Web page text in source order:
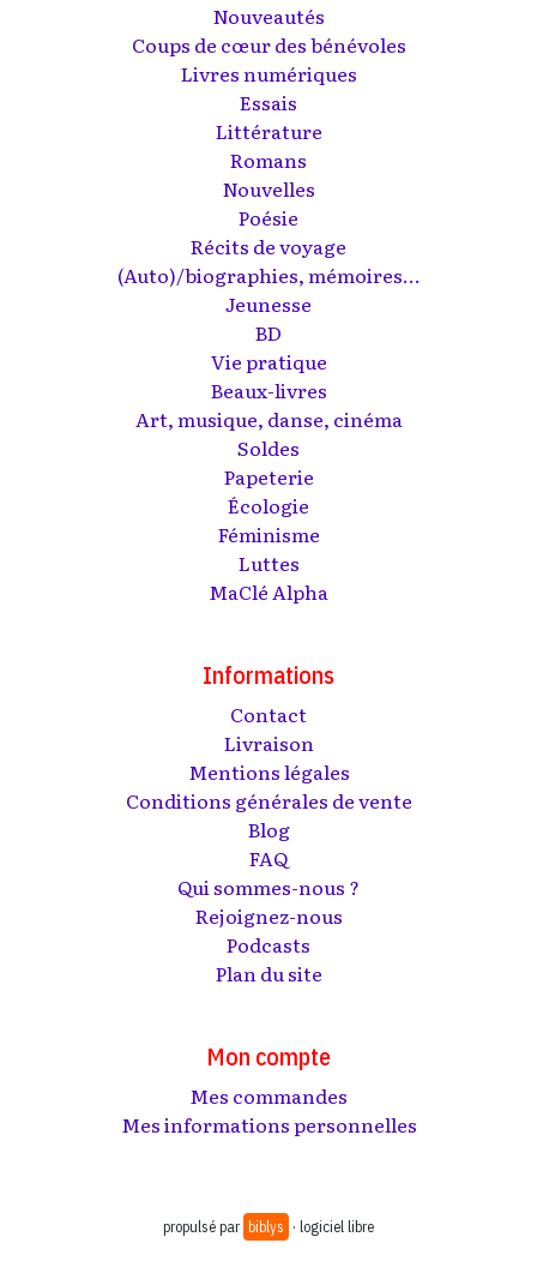
Nouveautés
Coups de cœur des bénévoles
Livres numériques
Essais
Littérature
Romans
Nouvelles
Poésie
Récits de voyage
(Auto)/biographies, mémoires...
Jeunesse
BD
Vie pratique
Beaux-livres
Art, musique, danse, cinéma
Soldes
Papeterie
Écologie
Féminisme
Luttes
MaClé Alpha
Informations
Contact
Livraison
Mentions légales
Conditions générales de vente
Blog
FAQ
Qui sommes-nous ?
Rejoignez-nous
Podcasts
Plan du site
Mon compte
Mes commandes
Mes informations personnelles
propulsé par biblys · logiciel libre